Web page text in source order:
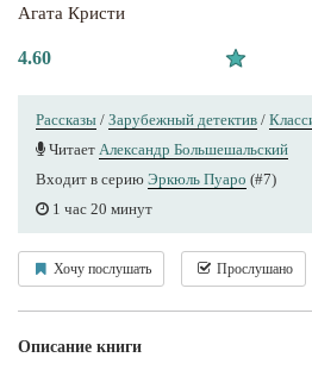
Агата Кристи
4.60
Рассказы / Зарубежный детектив /
Читает Александр Большешальский
Входит в серию Эркюль Пуаро (#7)
1 час 20 минут
Хочу послушать Прослушано
Описание книги